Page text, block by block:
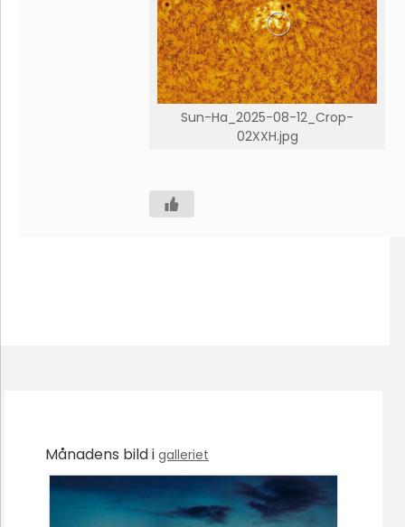
Sun-Ha_2025-08-12_Crop-
02XXH.jpg
Månadens bild i galleriet